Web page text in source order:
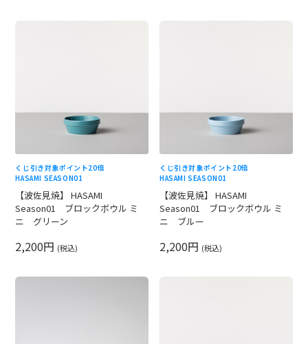
くじ引き対象ポイント20倍
HASAMI SEASON01
【波佐見焼】 HASAMI
Season01 ブロックボウル ミ
ニ グリーン
2,200円 (税込)
くじ引き対象ポイント20倍
HASAMI SEASON01
【波佐見焼】 HASAMI
Season01 ブロックボウル ミ
ニ ブルー
2,200円 (税込)